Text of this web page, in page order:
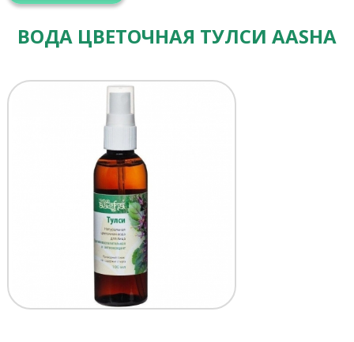
ВОДА ЦВЕТОЧНАЯ ТУЛСИ AASHA